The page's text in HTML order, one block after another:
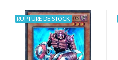
RUPTURE DE STOCK